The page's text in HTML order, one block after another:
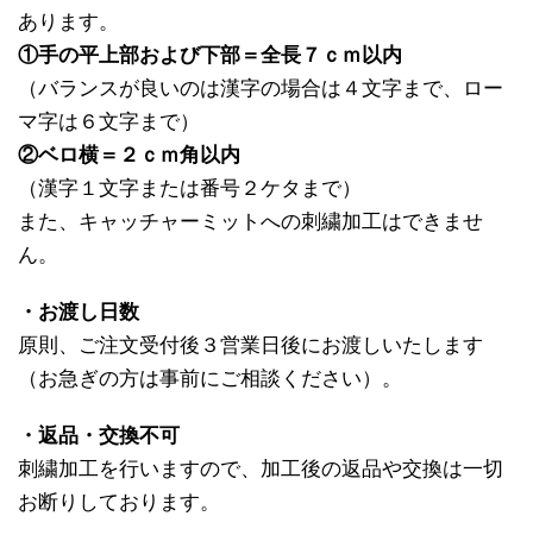
あります。
①手の平上部および下部＝全長７ｃｍ以内
（バランスが良いのは漢字の場合は４文字まで、ロー
マ字は６文字まで）
②ベロ横＝２ｃｍ角以内
（漢字１文字または番号２ケタまで）
また、キャッチャーミットへの刺繍加工はできませ
ん。
・お渡し日数
原則、ご注文受付後３営業日後にお渡しいたします
（お急ぎの方は事前にご相談ください）。
・返品・交換不可
刺繍加工を行いますので、加工後の返品や交換は一切
お断りしております。